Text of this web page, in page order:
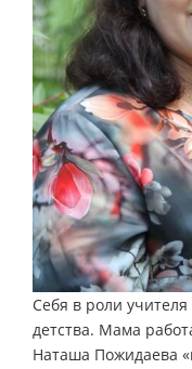
Себя в роли
детства. Мама
Наташа Пожидаева